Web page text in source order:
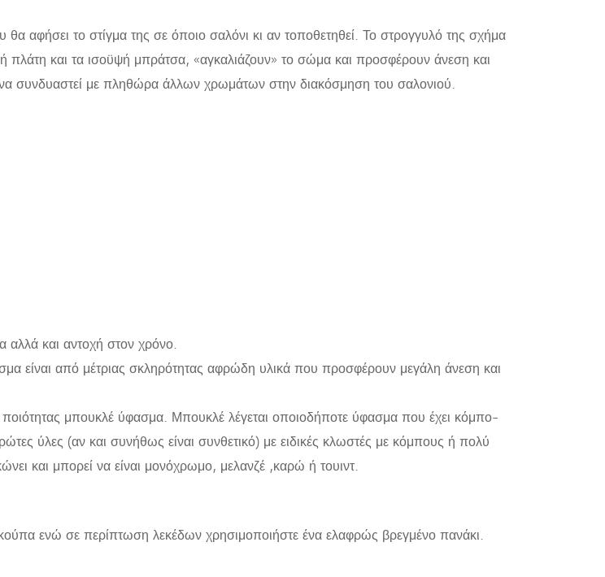
αφήσει το στίγμα της σε όποιο σαλόνι κι αν τοποθετηθεί. Το στρογγυλό της σχήμα
και τα ισοϋψή μπράτσα, «αγκαλιάζουν» το σώμα και προσφέρουν άνεση και
με πληθώρα άλλων χρωμάτων στην διακόσμηση του σαλονιού.
αλλά και αντοχή στον χρόνο.
είναι από μέτριας σκληρότητας αφρώδη υλικά που προσφέρουν μεγάλη άνεση και
ποιότητας μπουκλέ ύφασμα. Μπουκλέ λέγεται οποιοδήποτε ύφασμα που έχει κόμπο-
ύλες (αν και συνήθως είναι συνθετικό) με ειδικές κλωστές με κόμπους ή πολύ
και μπορεί να είναι μονόχρωμο, μελανζέ ,καρώ ή τουιντ.
ενώ σε περίπτωση λεκέδων χρησιμοποιήστε ένα ελαφρώς βρεγμένο πανάκι.